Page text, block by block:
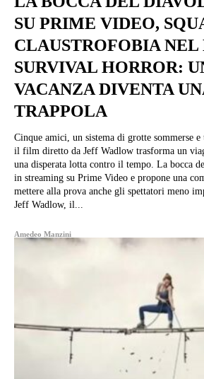
SU PRIME VIDEO,
CLAUSTROFOBIA NEL
SURVIVAL HORROR:
VACANZA DIVENTA
TRAPPOLA
Cinque amici, un sistema di grotte sommerse
il film diretto da Jeff Wadlow trasforma un
una disperata lotta contro il tempo. La bocca del diavolo è disponibile
in streaming su Prime Video e propone una
mettere alla prova anche gli spettatori meno
Jeff Wadlow, il...
Amedeo Manzini